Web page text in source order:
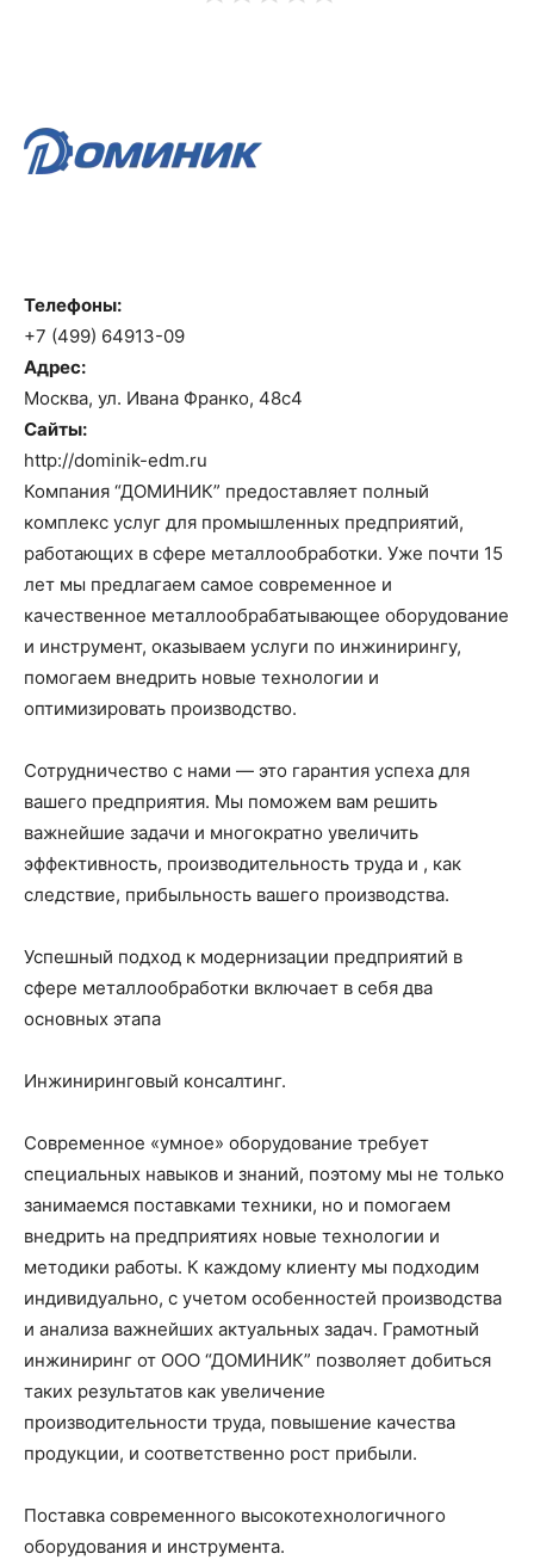
Телефоны:
+7 (499) 64913-09
Адрес:
Москва, ул. Ивана Франко, 48с4
Сайты:
http://dominik-edm.ru
Компания “ДОМИНИК” предоставляет полный
комплекс услуг для промышленных предприятий,
работающих в сфере металлообработки. Уже почти 15
лет мы предлагаем самое современное и
качественное металлообрабатывающее оборудование
и инструмент, оказываем услуги по инжинирингу,
помогаем внедрить новые технологии и
оптимизировать производство.
Сотрудничество с нами — это гарантия успеха для
вашего предприятия. Мы поможем вам решить
важнейшие задачи и многократно увеличить
эффективность, производительность труда и , как
следствие, прибыльность вашего производства.
Успешный подход к модернизации предприятий в
сфере металлообработки включает в себя два
основных этапа
Инжиниринговый консалтинг.
Современное «умное» оборудование требует
специальных навыков и знаний, поэтому мы не только
занимаемся поставками техники, но и помогаем
внедрить на предприятиях новые технологии и
методики работы. К каждому клиенту мы подходим
индивидуально, с учетом особенностей производства
и анализа важнейших актуальных задач. Грамотный
инжиниринг от ООО “ДОМИНИК” позволяет добиться
таких результатов как увеличение
производительности труда, повышение качества
продукции, и соответственно рост прибыли.
Поставка современного высокотехнологичного
оборудования и инструмента.